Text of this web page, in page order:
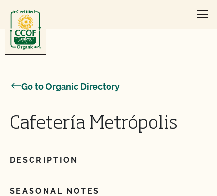
Go to Organic Directory
Cafetería Metrópolis
DESCRIPTION
SEASONAL NOTES